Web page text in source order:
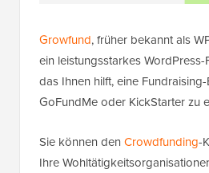
Growfund, früher bekannt als
ein leistungsstarkes
das Ihnen hilft, eine
GoFundMe oder KickStarter zu
Sie können den Crowdfunding-
Ihre